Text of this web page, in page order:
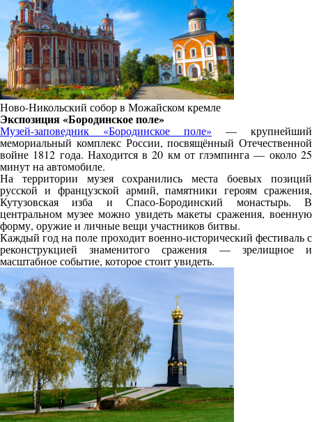
Ново-Никольский собор в Можайском кремле
Экспозиция «Бородинское поле»
Музей-заповедник «Бородинское поле» — крупнейший
мемориальный комплекс России, посвящённый Отечественной
войне 1812 года. Находится в 20 км от глэмпинга — около 25
минут на автомобиле.
На территории музея сохранились места боевых позиций
русской и французской армий, памятники героям сражения,
Кутузовская изба и Спасо-Бородинский монастырь. В
центральном музее можно увидеть макеты сражения, военную
форму, оружие и личные вещи участников битвы.
Каждый год на поле проходит военно-исторический фестиваль с
реконструкцией знаменитого сражения — зрелищное и
масштабное событие, которое стоит увидеть.